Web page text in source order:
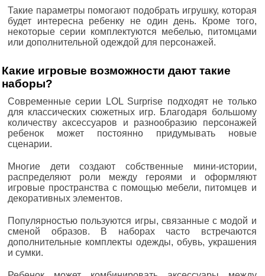
Такие параметры помогают подобрать игрушку, которая
будет интересна ребенку не один день. Кроме того,
некоторые серии комплектуются мебелью, питомцами
или дополнительной одеждой для персонажей.
Какие игровые возможности дают такие
наборы?
Современные серии LOL Surprise подходят не только
для классических сюжетных игр. Благодаря большому
количеству аксессуаров и разнообразию персонажей
ребенок может постоянно придумывать новые
сценарии.
Многие дети создают собственные мини-истории,
распределяют роли между героями и оформляют
игровые пространства с помощью мебели, питомцев и
декоративных элементов.
Популярностью пользуются игры, связанные с модой и
сменой образов. В наборах часто встречаются
дополнительные комплекты одежды, обувь, украшения
и сумки.